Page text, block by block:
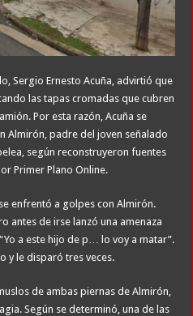
Sergio Ernesto Acuña, advirtió que
las tapas cromadas que cubren
Por esta razón, Acuña se
Almirón, padre del joven señalado
según reconstruyeron fuentes
Primer Plano Online.
enfrentó a golpes con Almirón.
antes de irse lanzó una amenaza
a este hijo de p… lo voy a matar”.
y le disparó tres veces.
de ambas piernas de Almirón,
Según se determinó, una de las